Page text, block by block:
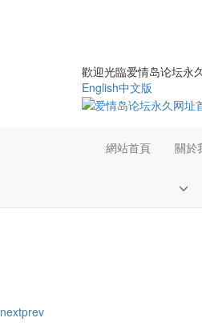
歡迎光臨爱情岛论坛永
English中文版
網站首頁
關於
nextprev